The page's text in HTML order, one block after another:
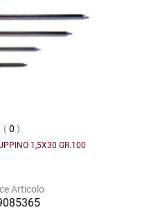
(0 )
1,5X30 GR.100
Articolo